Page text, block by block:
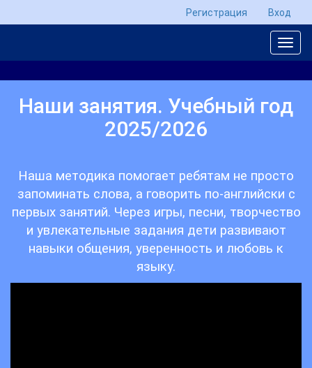
Вход
Регистрация
Наши занятия. Учебный год
2025/2026
Наша методика помогает ребятам не просто
запоминать слова, а говорить по-английски с
первых занятий. Через игры, песни, творчество
и увлекательные задания дети развивают
навыки общения, уверенность и любовь к
языку.